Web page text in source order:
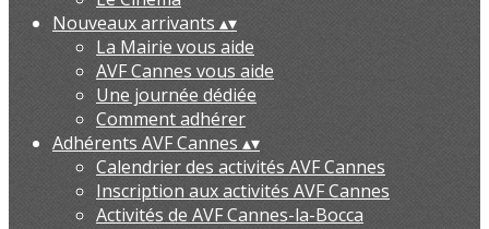
Nouveaux arrivants ▴▾
La Mairie vous aide
AVF Cannes vous aide
Une journée dédiée
Comment adhérer
Adhérents AVF Cannes ▴▾
Calendrier des activités AVF Cannes
Inscription aux activités AVF Cannes
Activités de AVF Cannes-la-Bocca